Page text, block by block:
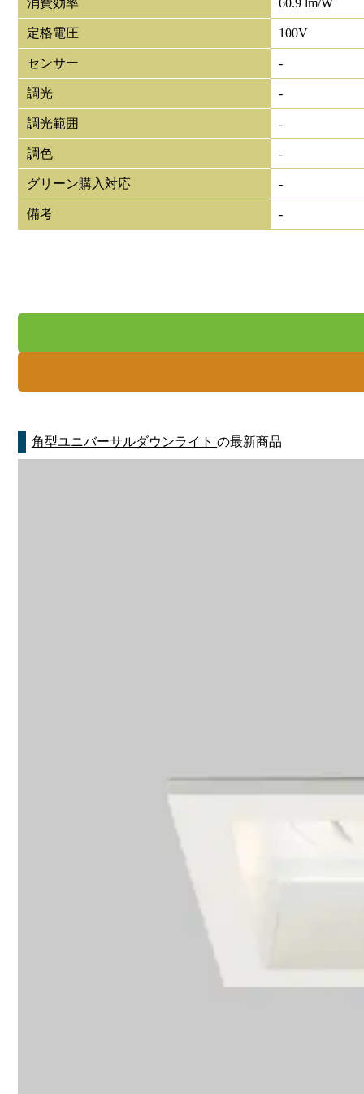
消費効率 60.9 lm/W
定格電圧 100V
センサー -
調光 -
調光範囲 -
調色 -
グリーン購入対応 -
備考 -
角型ユニバーサルダウンライトの最新商品